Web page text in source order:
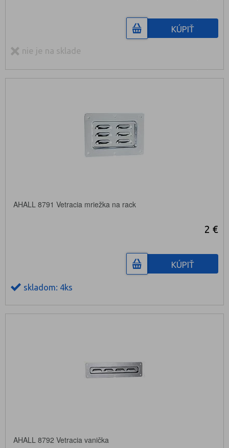
KÚPIŤ
nie je na sklade
AHALL 8791 Vetracia mriežka na rack
2 €
KÚPIŤ
skladom: 4ks
AHALL 8792 Vetracia vanička